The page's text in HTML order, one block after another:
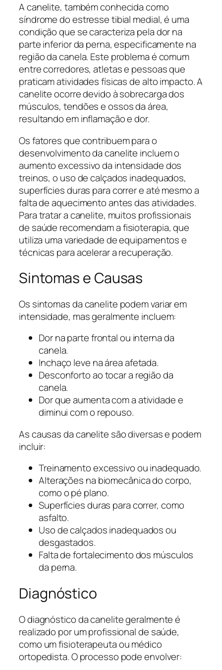
A canelite, também conhecida como
síndrome do estresse tibial medial, é uma
condição que se caracteriza pela dor na
parte inferior da perna, especificamente na
região da canela. Este problema é comum
entre corredores, atletas e pessoas que
praticam atividades físicas de alto impacto. A
canelite ocorre devido à sobrecarga dos
músculos, tendões e ossos da área,
resultando em inflamação e dor.
Os fatores que contribuem para o
desenvolvimento da canelite incluem o
aumento excessivo da intensidade dos
treinos, o uso de calçados inadequados,
superfícies duras para correr e até mesmo a
falta de aquecimento antes das atividades.
Para tratar a canelite, muitos profissionais
de saúde recomendam a fisioterapia, que
utiliza uma variedade de equipamentos e
técnicas para acelerar a recuperação.
Sintomas e Causas
Os sintomas da canelite podem variar em
intensidade, mas geralmente incluem:
Dor na parte frontal ou interna da
canela.
Inchaço leve na área afetada.
Desconforto ao tocar a região da
canela.
Dor que aumenta com a atividade e
diminui com o repouso.
As causas da canelite são diversas e podem
incluir:
Treinamento excessivo ou inadequado.
Alterações na biomecânica do corpo,
como o pé plano.
Superfícies duras para correr, como
asfalto.
Uso de calçados inadequados ou
desgastados.
Falta de fortalecimento dos músculos
da perna.
Diagnóstico
O diagnóstico da canelite geralmente é
realizado por um profissional de saúde,
como um fisioterapeuta ou médico
ortopedista. O processo pode envolver: